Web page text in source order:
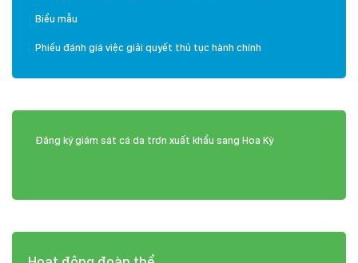
Biểu mẫu
Phiếu đánh giá việc giải quyết thủ tục hành chính
Đăng ký giám sát cá da trơn xuất khẩu sang Hoa Kỳ